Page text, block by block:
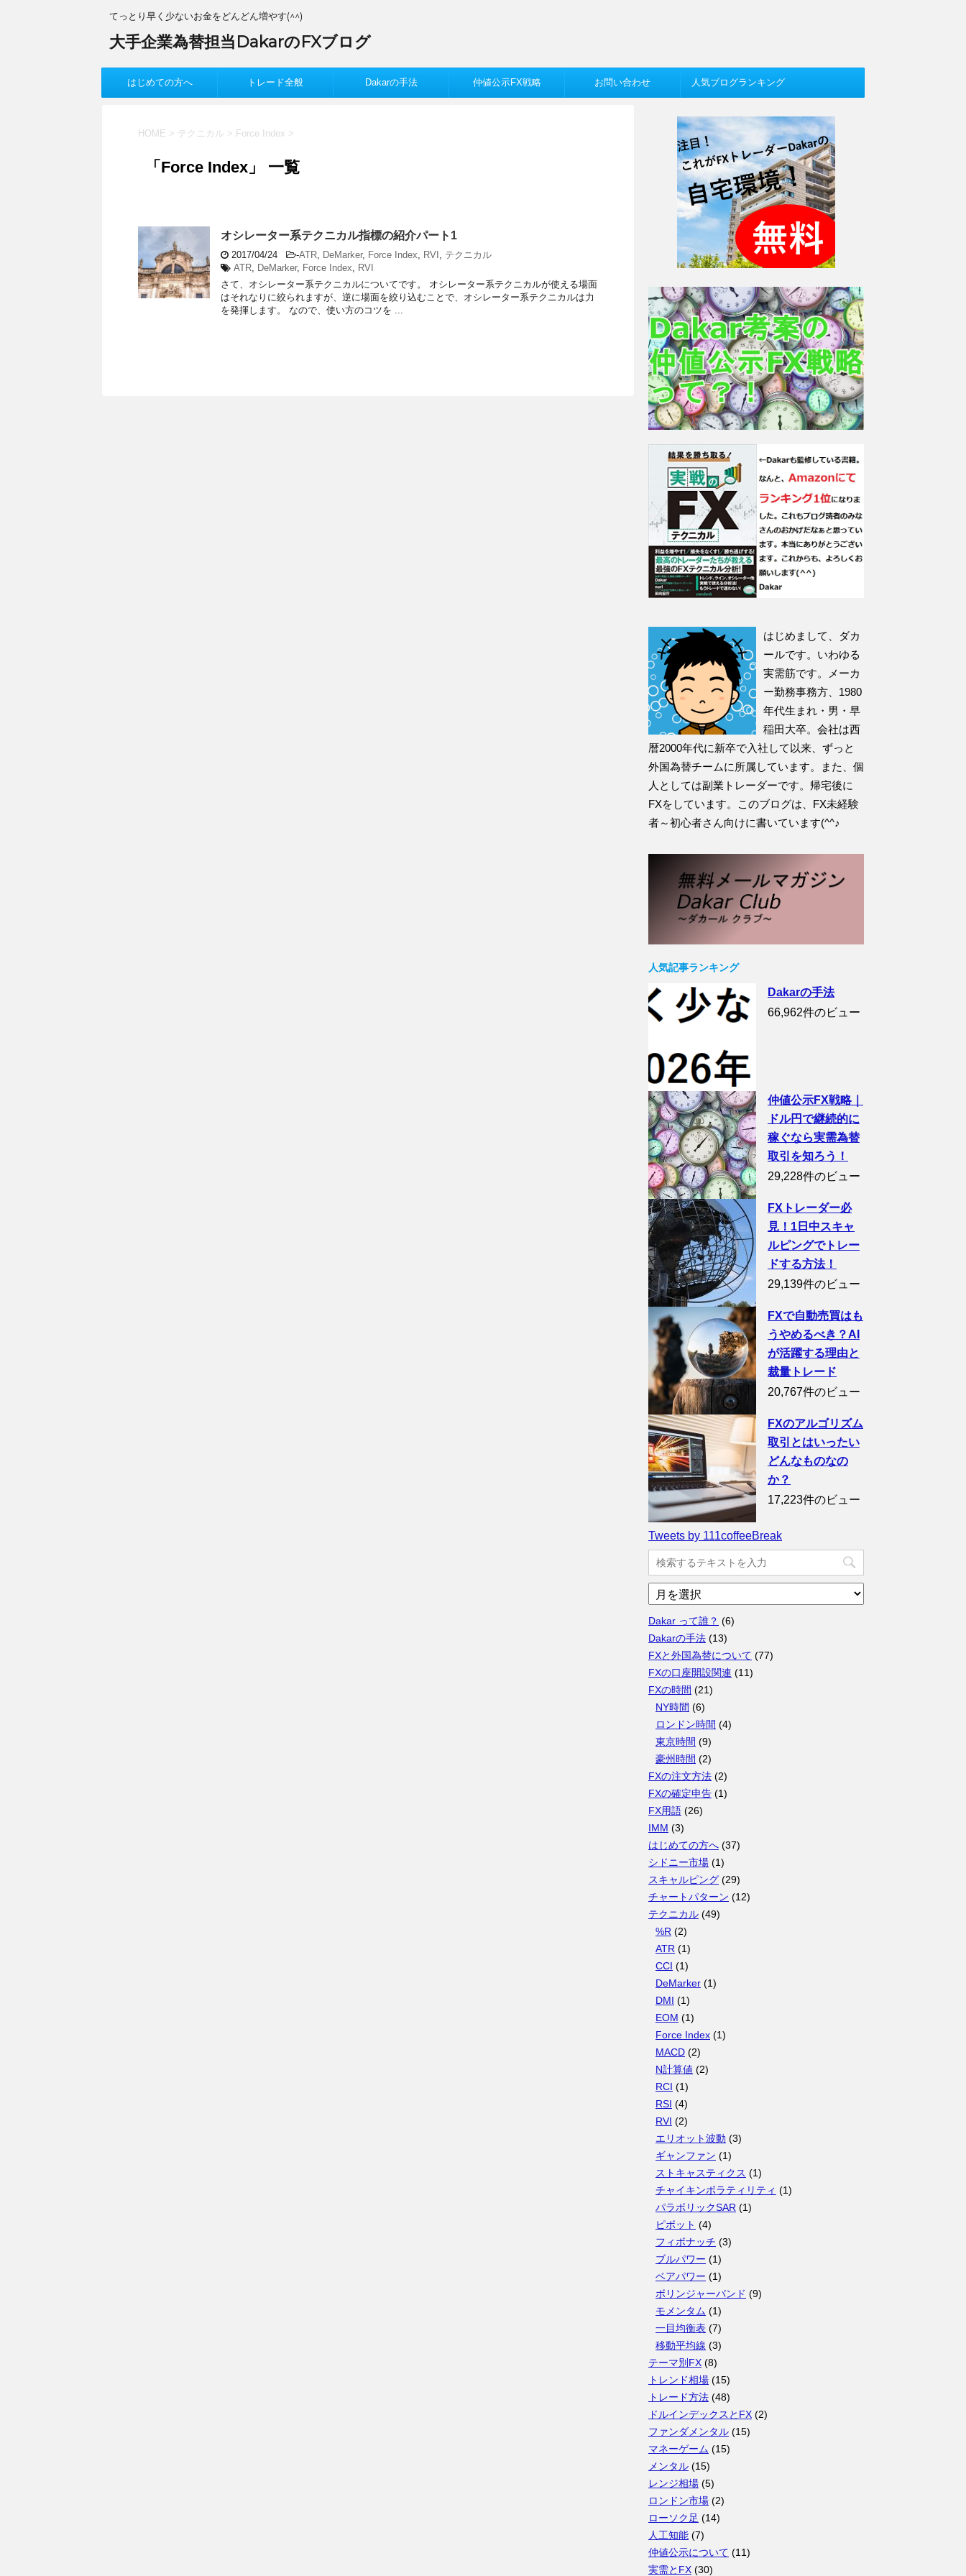
てっとり早く少ないお金をどんどん増やす(^^)
大手企業為替担当DakarのFXブログ
はじめての方へ トレード全般 Dakarの手法 仲値公示FX戦略 お問い合わせ 人気ブログランキング
HOME > テクニカル > Force Index >
「Force Index」 一覧
オシレーター系テクニカル指標の紹介パート1
2017/04/24 -ATR DeMarker, Force Index RVI
テクニカル
ATR DeMarker, Force Index
RVI
さて、オシレーター系テクニカルについてです。 オシレーター系テクニカルが使える場面
はそれなりに絞られますが、逆に場面を絞り込むことで、オシレーター系テクニカルは力
を発揮します。 なので、使い方のコツを ...
はじめまして、ダカ
ールです。いわゆる
実需筋です。メーカ
ー勤務事務方、1980
年代生まれ・男・早
稲田大卒。会社は西
暦2000年代に新卒で入社して以来、ずっと
外国為替チームに所属しています。また、個
人としては副業トレーダーです。帰宅後に
FXをしています。このブログは、FX未経験
者～初心者さん向けに書いています(^^♪
人気記事ランキング
Dakarの手法
66,962件のビュー
仲値公示FX戦略｜
ドル円で継続的に
稼ぐなら実需為替
取引を知ろう！
29,228件のビュー
FXトレーダー必
見！1日中スキャ
ルピングでトレー
ドする方法！
29,139件のビュー
FXで自動売買はも
うやめるべき？AI
が活躍する理由と
裁量トレード
20,767件のビュー
FXのアルゴリズム
取引とはいったい
どんなものなの
か？
17,223件のビュー
Tweets by 111coffeeBreak
ア
ー
カ
イ
ブ
Dakar って誰？ (6)
Dakarの手法 (13)
FXと外国為替について (77)
FXの口座開設関連 (11)
FXの時間 (21)
NY時間 (6)
ロンドン時間 (4)
東京時間 (9)
豪州時間 (2)
FXの注文方法 (2)
FXの確定申告 (1)
FX用語 (26)
IMM (3)
はじめての方へ (37)
シドニー市場 (1)
スキャルピング (29)
チャートパターン (12)
テクニカル (49)
%R (2)
ATR (1)
CCI (1)
DeMarker (1)
DMI (1)
EOM (1)
Force Index (1)
MACD (2)
N計算値 (2)
RCI (1)
RSI (4)
RVI (2)
エリオット波動 (3)
ギャンファン (1)
ストキャスティクス (1)
チャイキンボラティリティ (1)
パラボリックSAR (1)
ピボット (4)
フィボナッチ (3)
ブルパワー (1)
ベアパワー (1)
ボリンジャーバンド (9)
モメンタム (1)
一目均衡表 (7)
移動平均線 (3)
テーマ別FX (8)
トレンド相場 (15)
トレード方法 (48)
ドルインデックスとFX (2)
ファンダメンタル (15)
マネーゲーム (15)
メンタル (15)
レンジ相場 (5)
ロンドン市場 (2)
ローソク足 (14)
人工知能 (7)
仲値公示について (11)
実需とFX (30)